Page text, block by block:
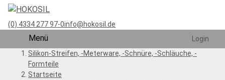
(0) 4334 277 97-0info@hokosil.de
Menü
Login
Silikon-Streifen, -Meterware, -Schnüre, -Schläuche, -
Formteile
Startseite